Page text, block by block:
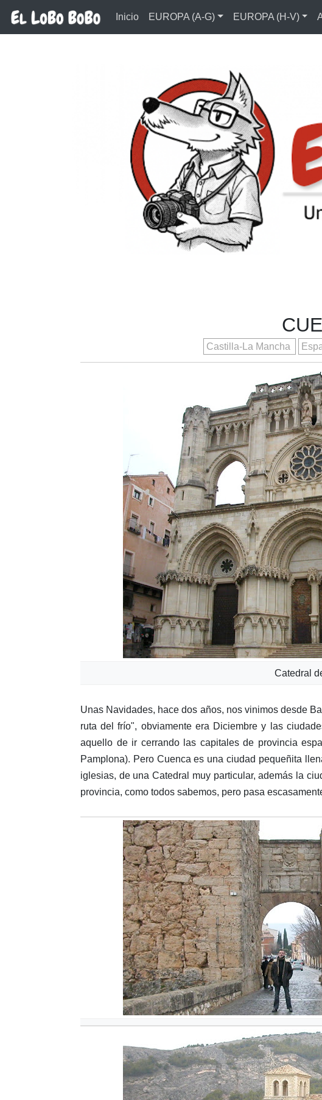
Inicio EUROPA (A-G) EUROPA (H-V)
Castilla-La Mancha
Catedral
Unas Navidades, hace dos años, nos vinimos desde
ruta del frío", obviamente era Diciembre y las
aquello de ir cerrando las capitales de provincia
Pamplona). Pero Cuenca es una ciudad pequeñita
iglesias, de una Catedral muy particular, además la
provincia, como todos sabemos, pero pasa